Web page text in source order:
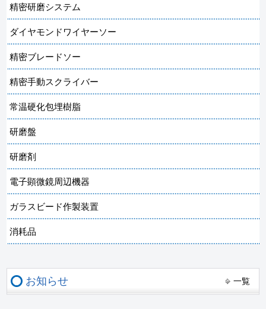
精密研磨システム
ダイヤモンドワイヤーソー
精密ブレードソー
精密手動スクライバー
常温硬化包埋樹脂
研磨盤
研磨剤
電子顕微鏡周辺機器
ガラスビード作製装置
消耗品
お知らせ 一覧